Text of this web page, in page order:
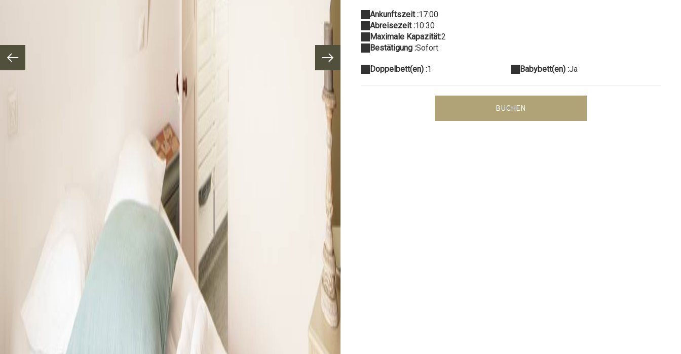
Ankunftszeit :17:00
Abreisezeit :10:30
Maximale Kapazität:2
Bestätigung :Sofort
Doppelbett(en) :1 Babybett(en) :Ja
BUCHEN